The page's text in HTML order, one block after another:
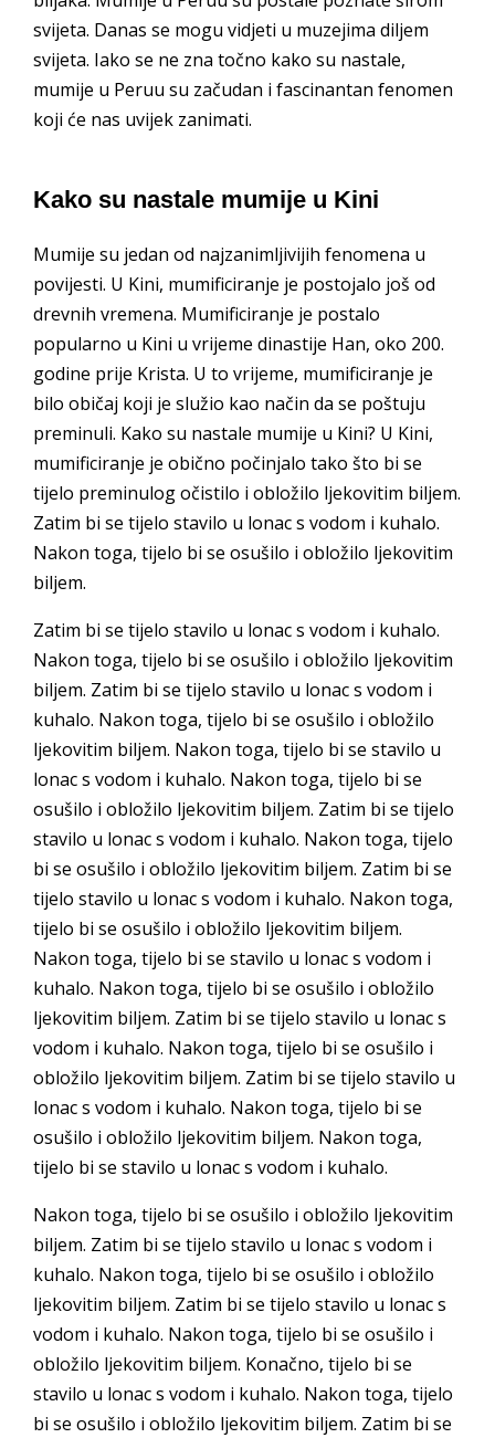
svijeta. Danas se mogu vidjeti u muzejima diljem
svijeta. Iako se ne zna točno kako su nastale,
mumije u Peruu su začudan i fascinantan fenomen
koji će nas uvijek zanimati.
Kako su nastale mumije u Kini
Mumije su jedan od najzanimljivijih fenomena u
povijesti. U Kini, mumificiranje je postojalo još od
drevnih vremena. Mumificiranje je postalo
popularno u Kini u vrijeme dinastije Han, oko 200.
godine prije Krista. U to vrijeme, mumificiranje je
bilo običaj koji je služio kao način da se poštuju
preminuli. Kako su nastale mumije u Kini? U Kini,
mumificiranje je obično počinjalo tako što bi se
tijelo preminulog očistilo i obložilo ljekovitim biljem.
Zatim bi se tijelo stavilo u lonac s vodom i kuhalo.
Nakon toga, tijelo bi se osušilo i obložilo ljekovitim
biljem.
Zatim bi se tijelo stavilo u lonac s vodom i kuhalo.
Nakon toga, tijelo bi se osušilo i obložilo ljekovitim
biljem. Zatim bi se tijelo stavilo u lonac s vodom i
kuhalo. Nakon toga, tijelo bi se osušilo i obložilo
ljekovitim biljem. Nakon toga, tijelo bi se stavilo u
lonac s vodom i kuhalo. Nakon toga, tijelo bi se
osušilo i obložilo ljekovitim biljem. Zatim bi se tijelo
stavilo u lonac s vodom i kuhalo. Nakon toga, tijelo
bi se osušilo i obložilo ljekovitim biljem. Zatim bi se
tijelo stavilo u lonac s vodom i kuhalo. Nakon toga,
tijelo bi se osušilo i obložilo ljekovitim biljem.
Nakon toga, tijelo bi se stavilo u lonac s vodom i
kuhalo. Nakon toga, tijelo bi se osušilo i obložilo
ljekovitim biljem. Zatim bi se tijelo stavilo u lonac s
vodom i kuhalo. Nakon toga, tijelo bi se osušilo i
obložilo ljekovitim biljem. Zatim bi se tijelo stavilo u
lonac s vodom i kuhalo. Nakon toga, tijelo bi se
osušilo i obložilo ljekovitim biljem. Nakon toga,
tijelo bi se stavilo u lonac s vodom i kuhalo.
Nakon toga, tijelo bi se osušilo i obložilo ljekovitim
biljem. Zatim bi se tijelo stavilo u lonac s vodom i
kuhalo. Nakon toga, tijelo bi se osušilo i obložilo
ljekovitim biljem. Zatim bi se tijelo stavilo u lonac s
vodom i kuhalo. Nakon toga, tijelo bi se osušilo i
obložilo ljekovitim biljem. Konačno, tijelo bi se
stavilo u lonac s vodom i kuhalo. Nakon toga, tijelo
bi se osušilo i obložilo ljekovitim biljem. Zatim bi se